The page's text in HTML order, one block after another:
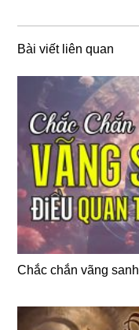
Bài viết liên quan
Chắc chắn vãng